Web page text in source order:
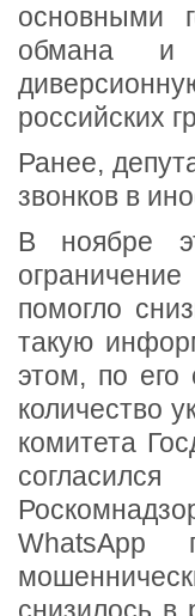
основными
обмана и
российских
Ранее,
звонков в
В ноябре
помогло
такую
этом, по его
количество
комитета
WhatsApp